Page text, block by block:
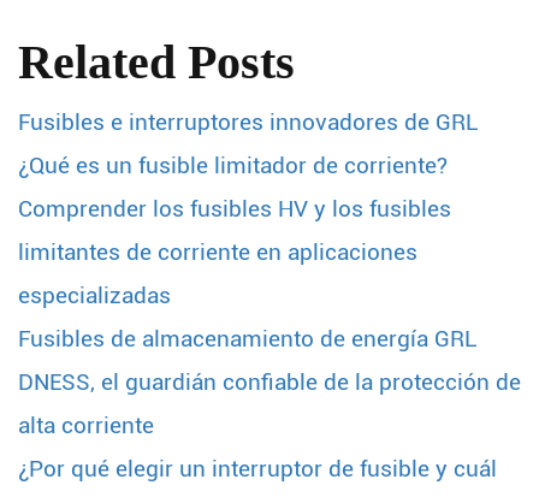
Related Posts
Fusibles e interruptores innovadores de GRL
¿Qué es un fusible limitador de corriente?
Comprender los fusibles HV y los fusibles
limitantes de corriente en aplicaciones
especializadas
Fusibles de almacenamiento de energía GRL
DNESS, el guardián confiable de la protección de
alta corriente
¿Por qué elegir un interruptor de fusible y cuál